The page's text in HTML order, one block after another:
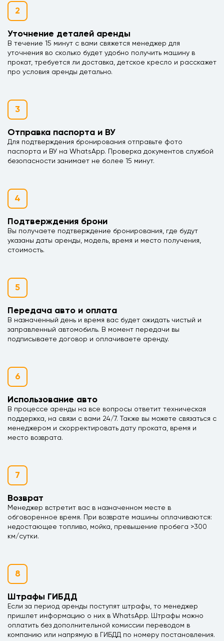
2
Уточнение деталей аренды
В течение 15 минут с вами свяжется менеджер для
уточнения во сколько будет удобно получить машину в
прокат, требуется ли доставка, детское кресло и расскажет
про условия аренды детально.
3
Отправка паспорта и ВУ
Для подтверждения бронирования отправьте фото
паспорта и ВУ на WhatsApp. Проверка документов службой
безопасности занимает не более 15 минут.
4
Подтверждения брони
Вы получаете подтверждение бронирования, где будут
указаны даты аренды, модель, время и место получения,
стоимость.
5
Передача авто и оплата
В назначенный день и время вас будет ожидать чистый и
заправленный автомобиль. В момент передачи вы
подписываете договор и оплачиваете аренду.
6
Использование авто
В процессе аренды на все вопросы ответит техническая
поддержка, на связи с вами 24/7. Также вы можете связаться с
менеджером и скорректировать дату проката, время и
место возврата.
7
Возврат
Менеджер встретит вас в назначенном месте в
обговоренное время. При возврате машины оплачиваются:
недостающее топливо, мойка, превышение пробега >300
км/сутки.
8
Штрафы ГИБДД
Если за период аренды поступят штрафы, то менеджер
пришлет информацию о них в WhatsApp. Штрафы можно
оплатить без дополнительной комиссии переводом в
компанию или напрямую в ГИБДД по номеру постановления.